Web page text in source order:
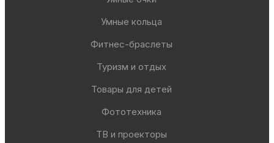
Умные кольца
Фитнес-браслеты
Туризм и отдых
Товары для детей
Фототехника
ТВ и проекторы